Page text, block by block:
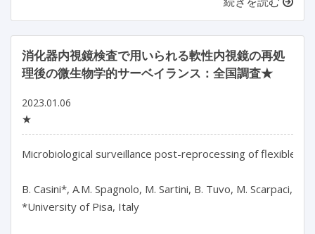
消化器内視鏡検査で用いられる軟性内視鏡の再処
理後の微生物学的サーベイランス：全国調査★
2023.01.06
★
Microbiological surveillance post-reprocessing of flexible
B. Casini*, A.M. Spagnolo, M. Sartini, B. Tuvo, M. Scarpaci,
*University of Pisa, Italy